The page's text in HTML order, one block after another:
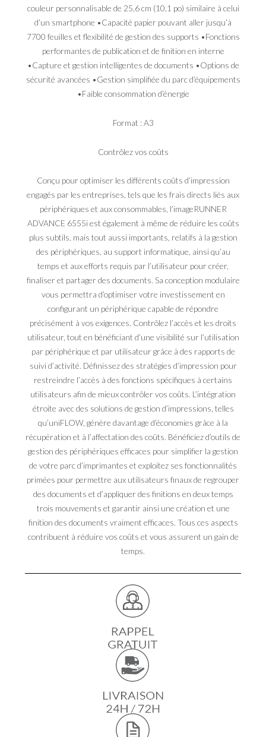
couleur personnalisable de 25,6 cm (10,1 po) similaire à celui
d’un smartphone •Capacité papier pouvant aller jusqu’à
7700 feuilles et flexibilité de gestion des supports •Fonctions
performantes de publication et de finition en interne
•Capture et gestion intelligentes de documents •Options de
sécurité avancées •Gestion simplifiée du parc d’équipements
•Faible consommation d’énergie
Format : A3
Contrôlez vos coûts
Conçu pour optimiser les différents coûts d’impression
engagés par les entreprises, tels que les frais directs liés aux
périphériques et aux consommables, l’imageRUNNER
ADVANCE 6555i est également à même de réduire les coûts
plus subtils, mais tout aussi importants, relatifs à la gestion
des périphériques, au support informatique, ainsi qu’au
temps et aux efforts requis par l’utilisateur pour créer,
finaliser et partager des documents. Sa conception modulaire
vous permettra d’optimiser votre investissement en
configurant un périphérique capable de répondre
précisément à vos exigences. Contrôlez l’accès et les droits
utilisateur, tout en bénéficiant d’une visibilité sur l’utilisation
par périphérique et par utilisateur grâce à des rapports de
suivi d’activité. Définissez des stratégies d’impression pour
restreindre l’accès à des fonctions spécifiques à certains
utilisateurs afin de mieux contrôler vos coûts. L’intégration
étroite avec des solutions de gestion d’impressions, telles
qu’uniFLOW, génère davantage d’économies grâce à la
récupération et à l’affectation des coûts. Bénéficiez d’outils de
gestion des périphériques efficaces pour simplifier la gestion
de votre parc d’imprimantes et exploitez ses fonctionnalités
primées pour permettre aux utilisateurs finaux de regrouper
des documents et d’appliquer des finitions en deux temps
trois mouvements et garantir ainsi une création et une
finition des documents vraiment efficaces. Tous ces aspects
contribuent à réduire vos coûts et vous assurent un gain de
temps.